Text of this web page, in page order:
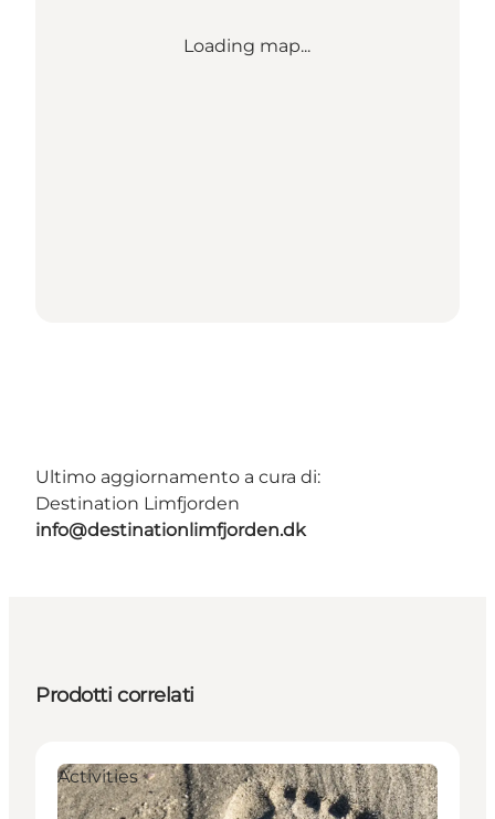
Loading map...
Ultimo aggiornamento a cura di:
Destination Limfjorden
info@destinationlimfjorden.dk
Prodotti correlati
Activities